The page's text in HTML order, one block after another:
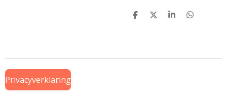
D
D
S
D
Privacyverklaring